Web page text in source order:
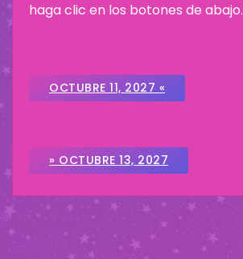
haga clic en los botones de abajo.
OCTUBRE 11, 2027 «
» OCTUBRE 13, 2027